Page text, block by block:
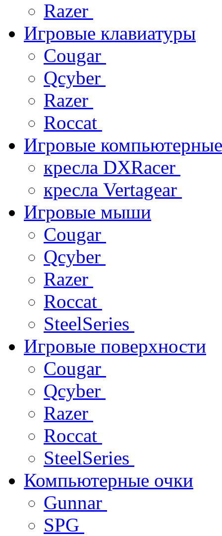
Razer
Игровые клавиатуры
Cougar
Qcyber
Razer
Roccat
Игровые
кресла DXRacer
кресла Vertagear
Игровые мыши
Cougar
Qcyber
Razer
Roccat
SteelSeries
Игровые поверхности
Cougar
Qcyber
Razer
Roccat
SteelSeries
Компьютерные очки
Gunnar
SPG